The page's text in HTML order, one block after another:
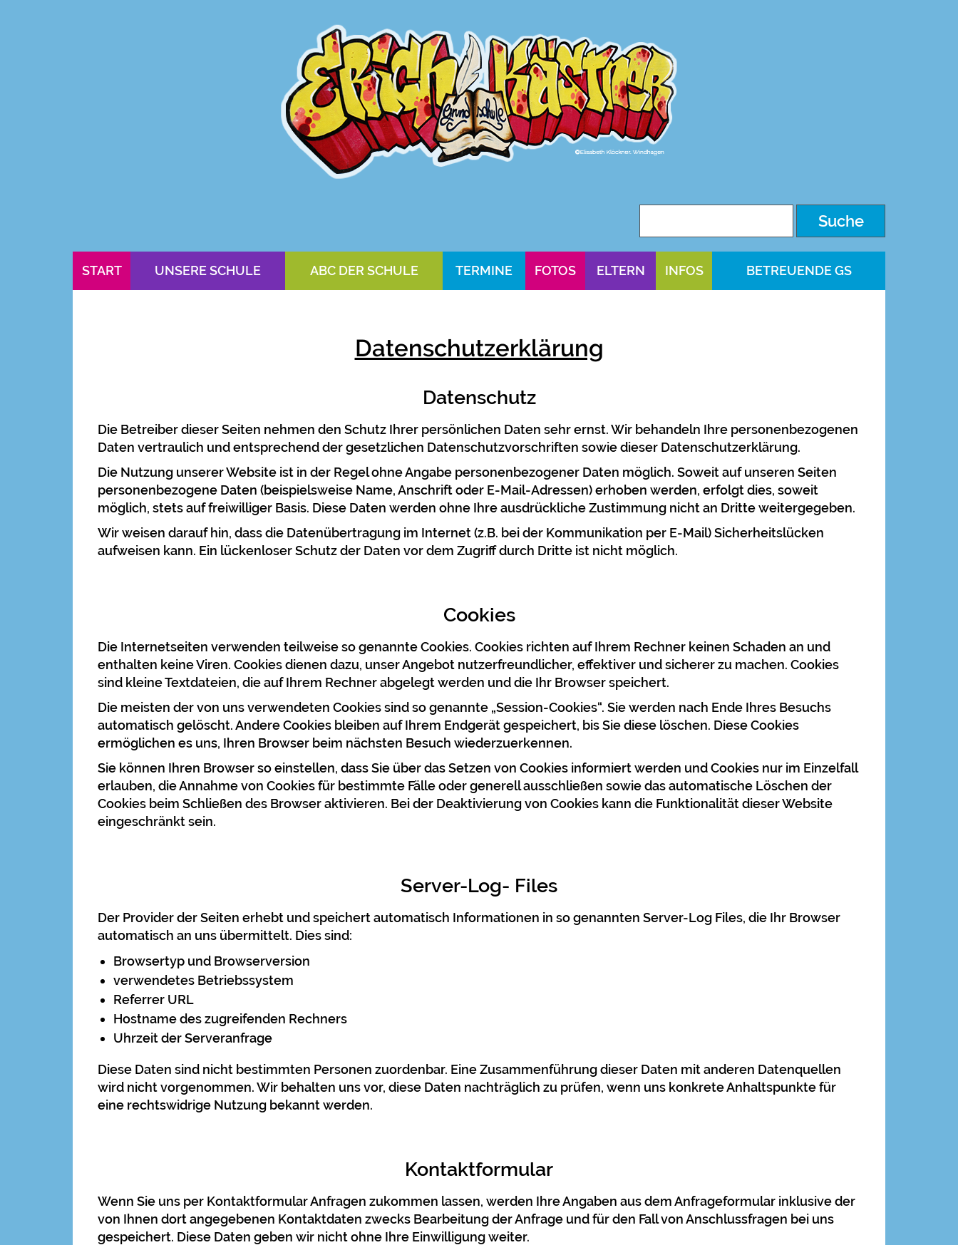
START UNSERE SCHULE ABC DER SCHULE TERMINE FOTOS ELTERN INFOS BETREUENDE GS
Datenschutzerklärung
Datenschutz
Die Betreiber dieser Seiten nehmen den Schutz Ihrer persönlichen Daten sehr ernst. Wir behandeln Ihre personenbezogenen
Daten vertraulich und entsprechend der gesetzlichen Datenschutzvorschriften sowie dieser Datenschutzerklärung.
Die Nutzung unserer Website ist in der Regel ohne Angabe personenbezogener Daten möglich. Soweit auf unseren Seiten
personenbezogene Daten (beispielsweise Name, Anschrift oder E-Mail-Adressen) erhoben werden, erfolgt dies, soweit
möglich, stets auf freiwilliger Basis. Diese Daten werden ohne Ihre ausdrückliche Zustimmung nicht an Dritte weitergegeben.
Wir weisen darauf hin, dass die Datenübertragung im Internet (z.B. bei der Kommunikation per E-Mail) Sicherheitslücken
aufweisen kann. Ein lückenloser Schutz der Daten vor dem Zugriff durch Dritte ist nicht möglich.
Cookies
Die Internetseiten verwenden teilweise so genannte Cookies. Cookies richten auf Ihrem Rechner keinen Schaden an und
enthalten keine Viren. Cookies dienen dazu, unser Angebot nutzerfreundlicher, effektiver und sicherer zu machen. Cookies
sind kleine Textdateien, die auf Ihrem Rechner abgelegt werden und die Ihr Browser speichert.
Die meisten der von uns verwendeten Cookies sind so genannte „Session-Cookies“. Sie werden nach Ende Ihres Besuchs
automatisch gelöscht. Andere Cookies bleiben auf Ihrem Endgerät gespeichert, bis Sie diese löschen. Diese Cookies
ermöglichen es uns, Ihren Browser beim nächsten Besuch wiederzuerkennen.
Sie können Ihren Browser so einstellen, dass Sie über das Setzen von Cookies informiert werden und Cookies nur im Einzelfall
erlauben, die Annahme von Cookies für bestimmte Fälle oder generell ausschließen sowie das automatische Löschen der
Cookies beim Schließen des Browser aktivieren. Bei der Deaktivierung von Cookies kann die Funktionalität dieser Website
eingeschränkt sein.
Server-Log- Files
Der Provider der Seiten erhebt und speichert automatisch Informationen in so genannten Server-Log Files, die Ihr Browser
automatisch an uns übermittelt. Dies sind:
Browsertyp und Browserversion
verwendetes Betriebssystem
Referrer URL
Hostname des zugreifenden Rechners
Uhrzeit der Serveranfrage
Diese Daten sind nicht bestimmten Personen zuordenbar. Eine Zusammenführung dieser Daten mit anderen Datenquellen
wird nicht vorgenommen. Wir behalten uns vor, diese Daten nachträglich zu prüfen, wenn uns konkrete Anhaltspunkte für
eine rechtswidrige Nutzung bekannt werden.
Kontaktformular
Wenn Sie uns per Kontaktformular Anfragen zukommen lassen, werden Ihre Angaben aus dem Anfrageformular inklusive der
von Ihnen dort angegebenen Kontaktdaten zwecks Bearbeitung der Anfrage und für den Fall von Anschlussfragen bei uns
gespeichert. Diese Daten geben wir nicht ohne Ihre Einwilligung weiter.